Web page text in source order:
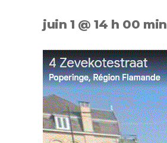
juin 1 @ 14 h 00 min